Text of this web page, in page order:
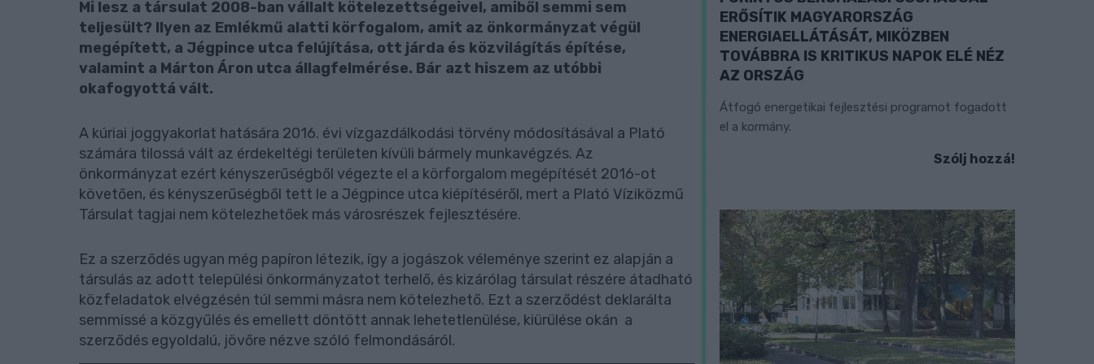
Mi lesz a társulat 2008-ban vállalt kötelezettségeivel, amiből semmi sem
teljesült? Ilyen az Emlékmű alatti körfogalom, amit az önkormányzat végül
megépített, a Jégpince utca felújítása, ott járda és közvilágítás építése,
valamint a Márton Áron utca állagfelmérése. Bár azt hiszem az utóbbi
okafogyottá vált.
A kúriai joggyakorlat hatására 2016. évi vízgazdálkodási törvény módosításával a Plató
számára tilossá vált az érdekeltégi területen kívüli bármely munkavégzés. Az
önkormányzat ezért kényszerűségből végezte el a körforgalom megépítését 2016-ot
követően, és kényszerűségből tett le a Jégpince utca kiépítéséről, mert a Plató Víziközmű
Társulat tagjai nem kötelezhetőek más városrészek fejlesztésére.
Ez a szerződés ugyan még papíron létezik, így a jogászok véleménye szerint ez alapján a
társulás az adott települési önkormányzatot terhelő, és kizárólag társulat részére átadható
közfeladatok elvégzésén túl semmi másra nem kötelezhető. Ezt a szerződést deklarálta
semmissé a közgyűlés és emellett döntött annak lehetetlenülése, kiürülése okán a
szerződés egyoldalú, jövőre nézve szóló felmondásáról.
ERŐSÍTIK MAGYARORSZÁG
ENERGIAELLÁTÁSÁT, MIKÖZBEN
TOVÁBBRA IS KRITIKUS NAPOK ELÉ NÉZ
AZ ORSZÁG
Átfogó energetikai fejlesztési programot fogadott
el a kormány.
Szólj hozzá!